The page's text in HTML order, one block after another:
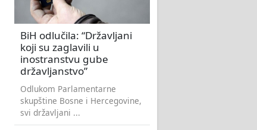
BiH odlučila: “Državljani
koji su zaglavili u
inostranstvu gube
državljanstvo”
Odlukom Parlamentarne
skupštine Bosne i Hercegovine,
svi državljani ...